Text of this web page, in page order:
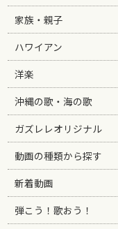
家族・親子
ハワイアン
洋楽
沖縄の歌・海の歌
ガズレレオリジナル
動画の種類から探す
新着動画
弾こう！歌おう！